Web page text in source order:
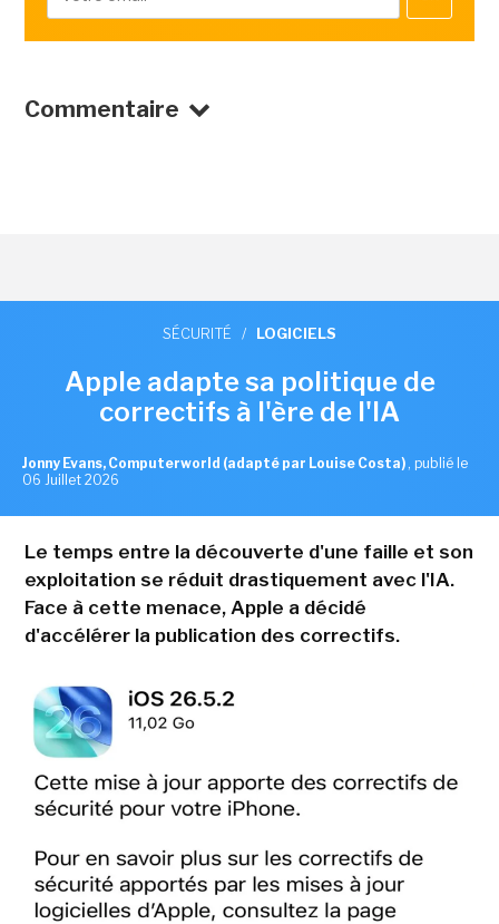
Commentaire
SÉCURITÉ / LOGICIELS
Apple adapte sa politique de
correctifs à l'ère de l'IA
Jonny Evans, Computerworld (adapté par Louise Costa) , publié le
06 Juillet 2026
Le temps entre la découverte d'une faille et son
exploitation se réduit drastiquement avec l'IA.
Face à cette menace, Apple a décidé
d'accélérer la publication des correctifs.